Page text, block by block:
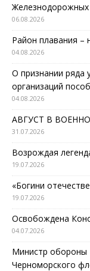
06.08.2026
Район плавания –
04.08.2026
О признании ряда
организаций
04.08.2026
АВГУСТ В
31.07.2026
Возрождая
19.07.2026
«Богини
19.07.2026
Освобождена
04.07.2026
Министр обороны
Черноморского